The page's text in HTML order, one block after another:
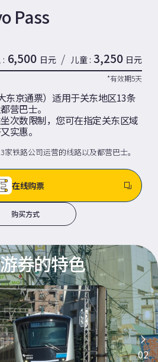
Pass
6,500 日元 / 儿童 3,250 日元
*有效期5天
东京通票）适用于关东地区13条
营巴士。
次数限制，您可在指定关东区域
实惠。
铁路公司运营的线路以及都营巴士。
在线购票
购买方式
券的特色
02